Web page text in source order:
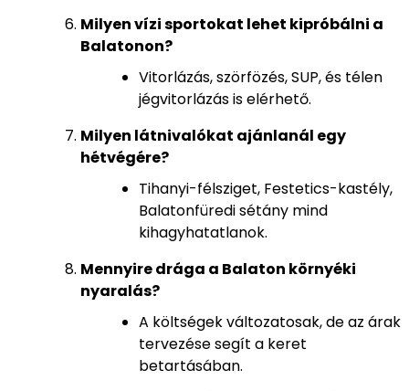
Milyen vízi sportokat lehet kipróbálni a
Balatonon?
Vitorlázás, szörfözés, SUP, és télen
jégvitorlázás is elérhető.
Milyen látnivalókat ajánlanál egy
hétvégére?
Tihanyi-félsziget, Festetics-kastély,
Balatonfüredi sétány mind
kihagyhatatlanok.
Mennyire drága a Balaton környéki
nyaralás?
A költségek változatosak, de az árak
tervezése segít a keret
betartásában.